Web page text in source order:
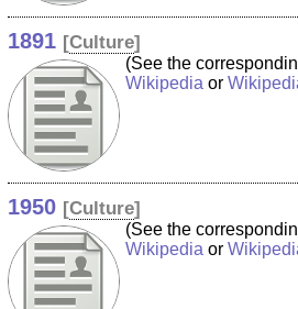
1891 [Culture]
(See the
Wikipedia or
1950 [Culture]
(See the
Wikipedia or